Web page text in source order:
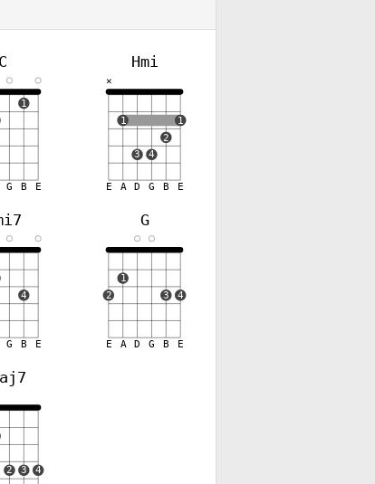
C
G B E
1
Hmi
E A D G B E
✕
1
3 4
2
1
G B E
4
G
E A D G B E
2
1
3
4
2 3 4